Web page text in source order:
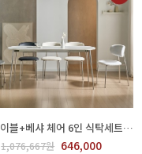
루스 테이블+베샤 체어 6인 식탁세트 (색상선택) GPP 450-94-1,2,3
1,076,667원 646,000